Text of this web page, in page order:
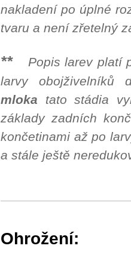
nakladení po úplné
tvaru a není zřetelný
** Popis larev platí
larvy obojživelníků
mloka tato stádia
základy zadních
končetinami až po
a stále ještě
Ohrožení: